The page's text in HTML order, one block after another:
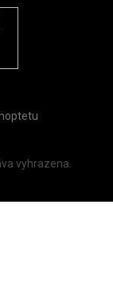
vyhrazena.